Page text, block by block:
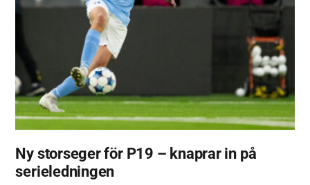
Ny storseger för P19 – knaprar in på
serieledningen